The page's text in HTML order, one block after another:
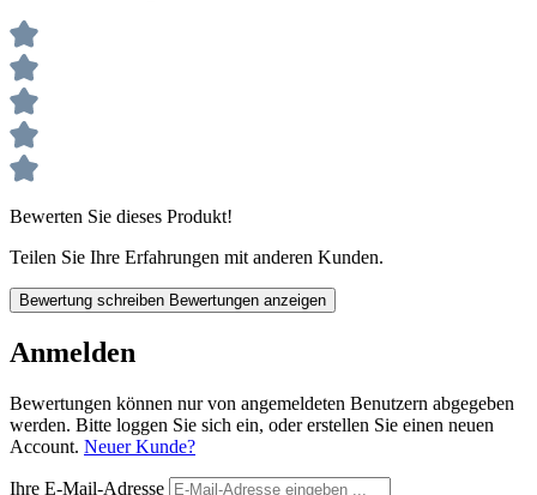
Bewerten Sie dieses Produkt!
Teilen Sie Ihre Erfahrungen mit anderen Kunden.
Bewertung schreiben Bewertungen anzeigen
Anmelden
Bewertungen können nur von angemeldeten Benutzern abgegeben
werden. Bitte loggen Sie sich ein, oder erstellen Sie einen neuen
Account. Neuer Kunde?
Ihre E-Mail-Adresse